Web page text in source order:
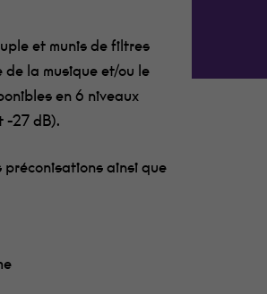
et munis de filtres
la musique et/ou le
en 6 niveaux
-27 dB).
préconisations ainsi que